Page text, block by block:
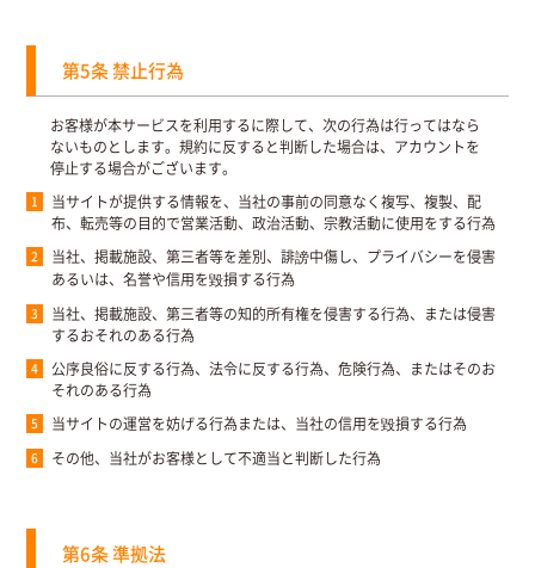
第5条 禁止行為
お客様が本サービスを利用するに際して、次の行為は行ってはなら
ないものとします。規約に反すると判断した場合は、アカウントを
停止する場合がございます。
当サイトが提供する情報を、当社の事前の同意なく複写、複製、配
布、転売等の目的で営業活動、政治活動、宗教活動に使用をする行為
当社、掲載施設、第三者等を差別、誹謗中傷し、プライバシーを侵害
あるいは、名誉や信用を毀損する行為
当社、掲載施設、第三者等の知的所有権を侵害する行為、または侵害
するおそれのある行為
公序良俗に反する行為、法令に反する行為、危険行為、またはそのお
それのある行為
当サイトの運営を妨げる行為または、当社の信用を毀損する行為
その他、当社がお客様として不適当と判断した行為
第6条 準拠法